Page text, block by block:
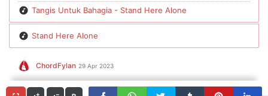
Tangis Untuk Bahagia - Stand Here Alone
Stand Here Alone
ChordFylan 29 Apr 2023